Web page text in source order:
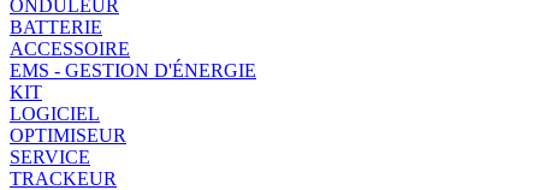
ONDULEUR
BATTERIE
ACCESSOIRE
EMS - GESTION D'ÉNERGIE
KIT
LOGICIEL
OPTIMISEUR
SERVICE
TRACKEUR